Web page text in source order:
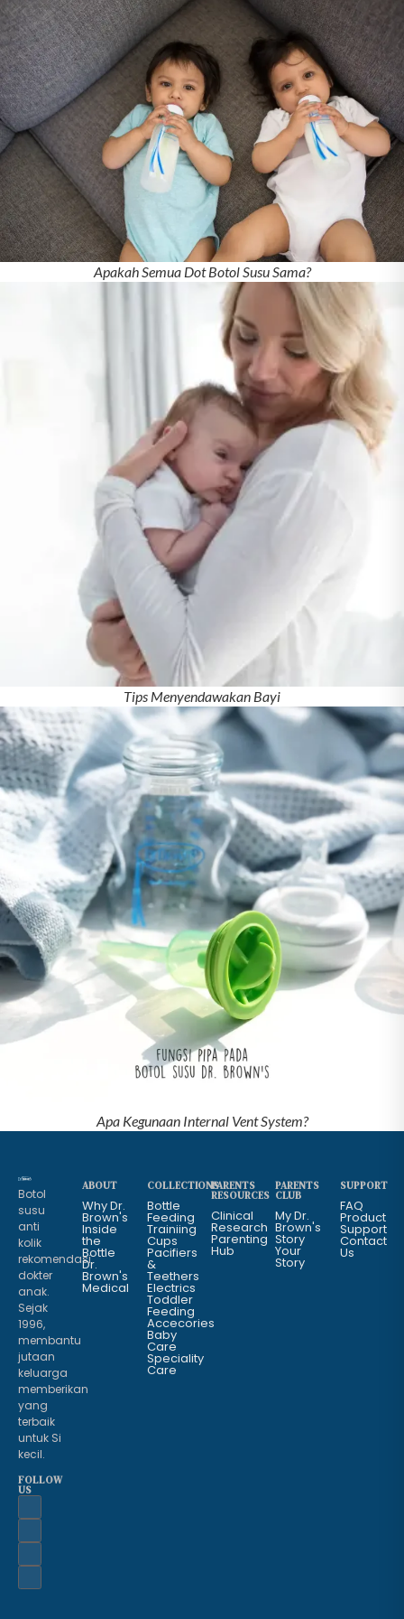
Apakah Semua Dot Botol Susu Sama?
Tips Menyendawakan Bayi
Apa Kegunaan Internal Vent System?
Botol
susu
anti
kolik
rekomendasi
dokter
anak.
Sejak
1996,
membantu
jutaan
keluarga
memberikan
yang
terbaik
untuk Si
kecil.
FOLLOW
US
ABOUT
Why Dr.
Brown's
Inside
the
Bottle
Dr.
Brown's
Medical
COLLECTIONS
Bottle
Feeding
Trainiing
Cups
Pacifiers
&
Teethers
Electrics
Toddler
Feeding
Accecories
Baby
Care
Speciality
Care
PARENTS
RESOURCES
Clinical
Research
Parenting
Hub
PARENTS
CLUB
My Dr.
Brown's
Story
Your
Story
SUPPORT
FAQ
Product
Support
Contact
Us